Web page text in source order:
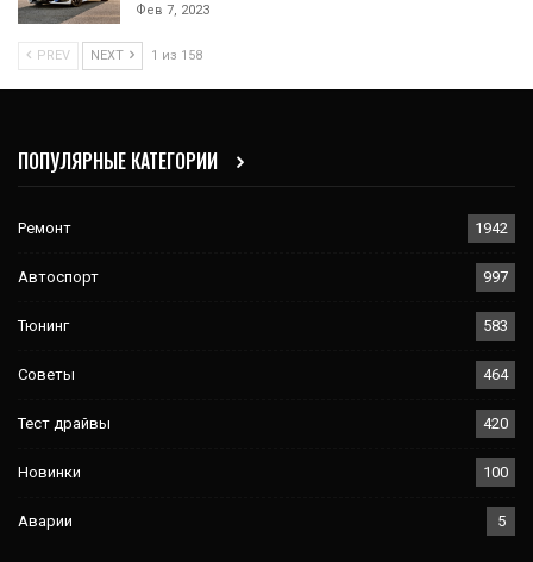
Фев 7, 2023
PREV NEXT 1 из 158
ПОПУЛЯРНЫЕ КАТЕГОРИИ
Ремонт 1942
Автоспорт 997
Тюнинг 583
Советы 464
Тест драйвы 420
Новинки 100
Аварии 5